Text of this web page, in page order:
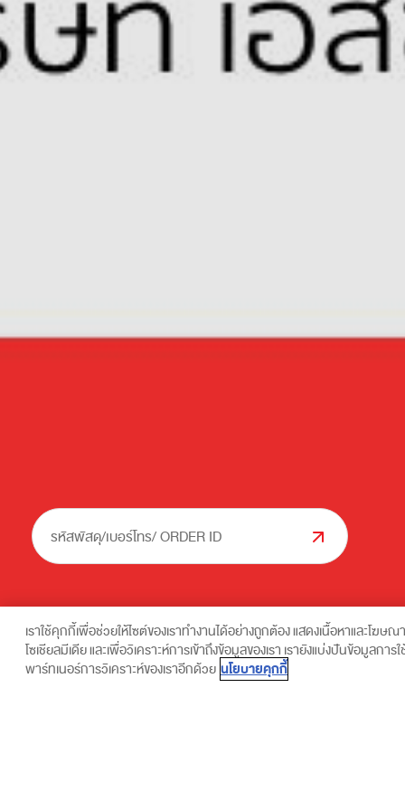
ท่านสามารถขอยกเลิกความยินยอม ในการประมวลผลข้อมูลส่วนบุคคลสำ
ข้อมูลส่วนบุคคล พ.ศ. 2562 ใช้บังคับ โดยคลิกที่นี่หรือติดต่อผู้ควบคุมข้อมู
รหัสพัสดุ/เบอร์โทร/ ORDER ID
ส่งด่วน ถึงไว...
เราใช้คุกกี้เพื่อช่วยให้ไซต์ของเราทำงานได้อย่างถูกต้อง แสดงเนื้อหาและโ
โซเชียลมีเดีย และเพื่อวิเคราะห์การเข้าถึงข้อมูลของเรา เรายังแบ่งปันข้อมูลก
พาร์ทเนอร์การวิเคราะห์ของเราอีกด้วย นโยบายคุกกี้